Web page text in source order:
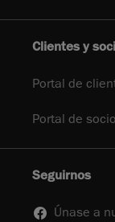
Clientes y
Portal de
Portal de
Seguirnos
Únase a